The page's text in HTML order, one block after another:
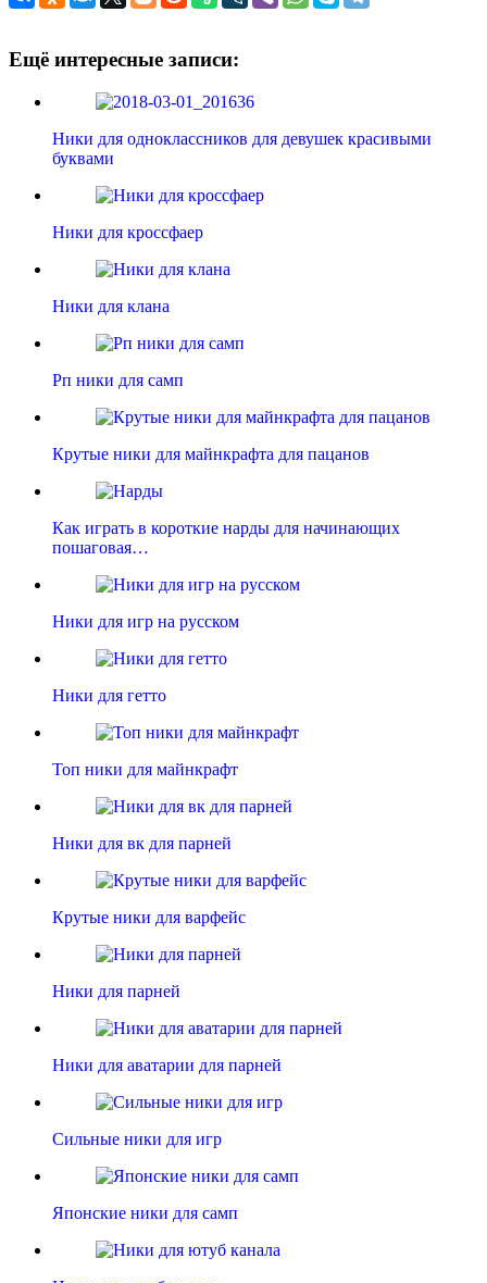
Ещё интересные записи:
Ники для одноклассников для девушек красивыми
буквами
Ники для кроссфаер
Ники для клана
Рп ники для самп
Крутые ники для майнкрафта для пацанов
Как играть в короткие нарды для начинающих
пошаговая…
Ники для игр на русском
Ники для гетто
Топ ники для майнкрафт
Ники для вк для парней
Крутые ники для варфейс
Ники для парней
Ники для аватарии для парней
Сильные ники для игр
Японские ники для самп